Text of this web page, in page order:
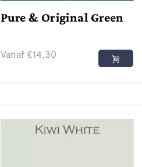
Pure & Original Green
Vanaf €14,30